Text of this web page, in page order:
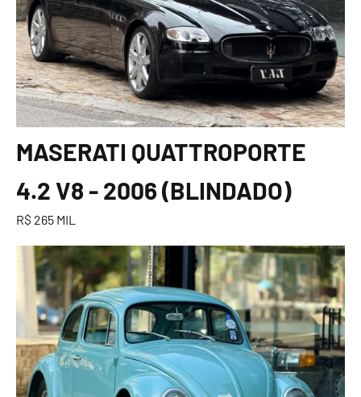
MASERATI QUATTROPORTE
4.2 V8 - 2006 (BLINDADO)
R$ 265 MIL